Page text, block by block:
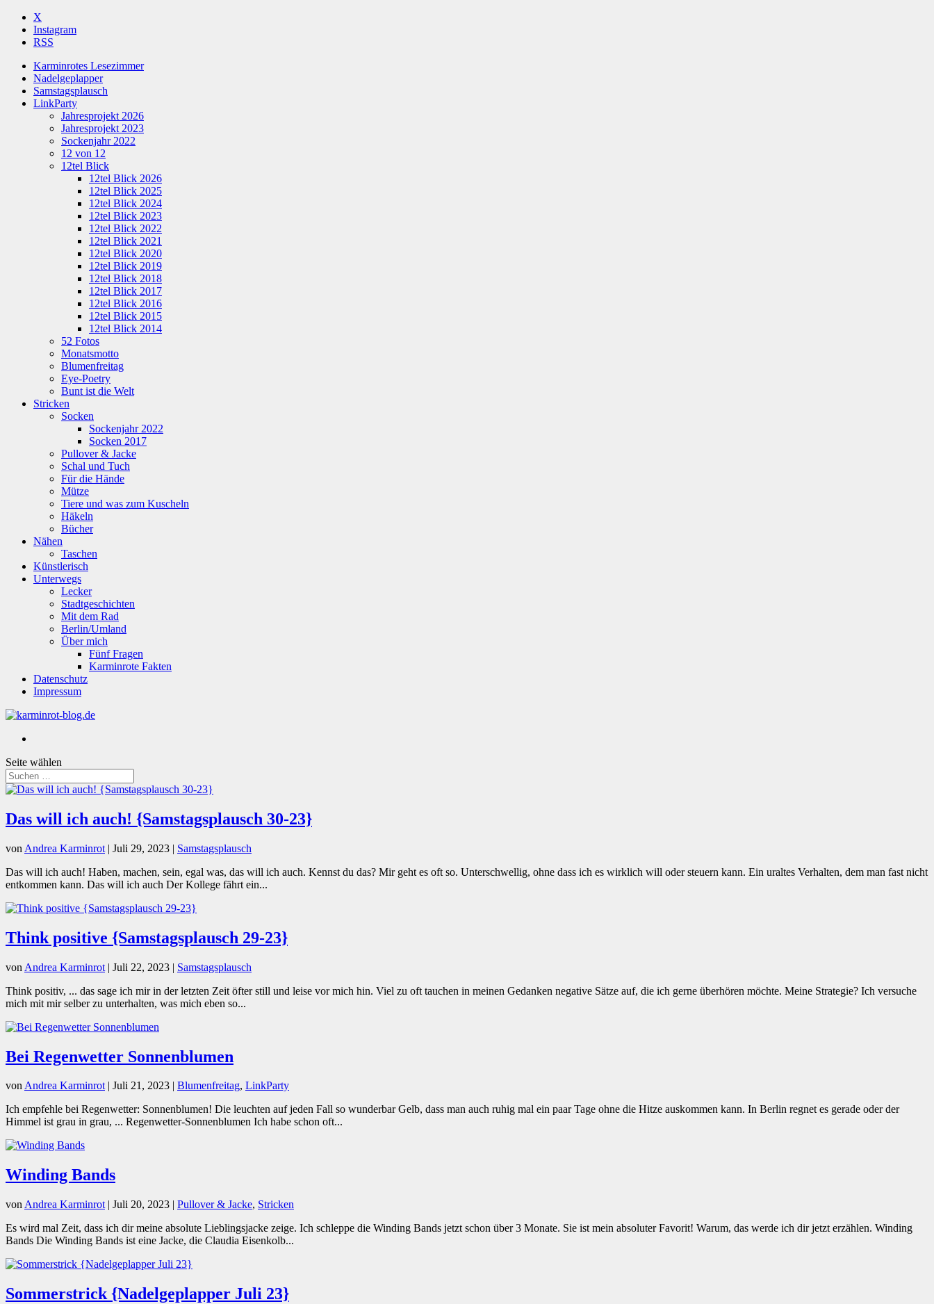
X
Instagram
RSS
Karminrotes Lesezimmer
Nadelgeplapper
Samstagsplausch
LinkParty
Jahresprojekt 2026
Jahresprojekt 2023
Sockenjahr 2022
12 von 12
12tel Blick
12tel Blick 2026
12tel Blick 2025
12tel Blick 2024
12tel Blick 2023
12tel Blick 2022
12tel Blick 2021
12tel Blick 2020
12tel Blick 2019
12tel Blick 2018
12tel Blick 2017
12tel Blick 2016
12tel Blick 2015
12tel Blick 2014
52 Fotos
Monatsmotto
Blumenfreitag
Eye-Poetry
Bunt ist die Welt
Stricken
Socken
Sockenjahr 2022
Socken 2017
Pullover & Jacke
Schal und Tuch
Für die Hände
Mütze
Tiere und was zum Kuscheln
Häkeln
Bücher
Nähen
Taschen
Künstlerisch
Unterwegs
Lecker
Stadtgeschichten
Mit dem Rad
Berlin/Umland
Über mich
Fünf Fragen
Karminrote Fakten
Datenschutz
Impressum
Seite wählen
Das will ich auch! {Samstagsplausch 30-23}
von Andrea Karminrot | Juli 29, 2023 | Samstagsplausch
Das will ich auch! Haben, machen, sein, egal was, das will ich auch. Kennst du das? Mir geht es oft so. Unterschwellig, ohne dass ich es wirklich will oder steuern kann. Ein uraltes Verhalten, dem man fast nicht
entkommen kann. Das will ich auch Der Kollege fährt ein...
Think positive {Samstagsplausch 29-23}
von Andrea Karminrot | Juli 22, 2023 | Samstagsplausch
Think positiv, ... das sage ich mir in der letzten Zeit öfter still und leise vor mich hin. Viel zu oft tauchen in meinen Gedanken negative Sätze auf, die ich gerne überhören möchte. Meine Strategie? Ich versuche
mich mit mir selber zu unterhalten, was mich eben so...
Bei Regenwetter Sonnenblumen
vonAndrea Karminrot| Juli 21, 2023 | Blumenfreitag, LinkParty
Ich empfehle bei Regenwetter: Sonnenblumen! Die leuchten auf jeden Fall so wunderbar Gelb, dass man auch ruhig mal ein paar Tage ohne die Hitze auskommen kann. In Berlin regnet es gerade oder der
Himmel ist grau in grau, ... Regenwetter-Sonnenblumen Ich habe schon oft...
Winding Bands
von Andrea Karminrot | Juli 20, 2023 | Pullover & Jacke, Stricken
Es wird mal Zeit, dass ich dir meine absolute Lieblingsjacke zeige. Ich schleppe die Winding Bands jetzt schon über 3 Monate. Sie ist mein absoluter Favorit! Warum, das werde ich dir jetzt erzählen. Winding
Bands Die Winding Bands ist eine Jacke, die Claudia Eisenkolb...
Sommerstrick {Nadelgeplapper Juli 23}